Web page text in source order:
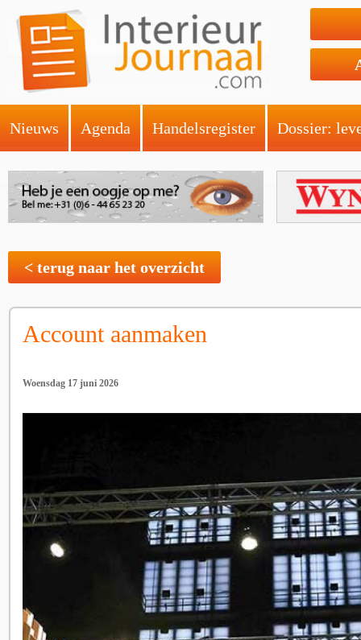
Nieuws Agenda Handelsregister Dossier:
< terug naar het overzicht
Account aanmaken
Woensdag 17 juni 2026